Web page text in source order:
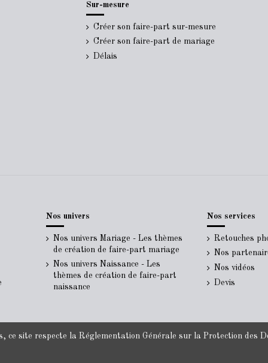
Sur-mesure
Créer son faire-part sur-mesure
Créer son faire-part de mariage
Délais
Nos univers
Nos univers Mariage - Les thèmes
de création de faire-part mariage
Nos univers Naissance - Les
thèmes de création de faire-part
naissance
Nos services
Retouches
Nos
Nos vidéos
Devis
ce site respecte la Réglementation Générale sur la Protection des